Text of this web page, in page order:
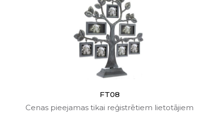
FT08
Cenas pieejamas tikai reģistrētiem lietotājiem